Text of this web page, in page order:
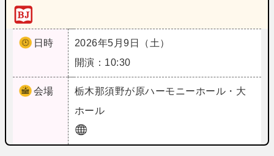
日時
2026年5月9日（土）
開演：10:30
会場 栃木那須野が原ハーモニーホール・大
ホール